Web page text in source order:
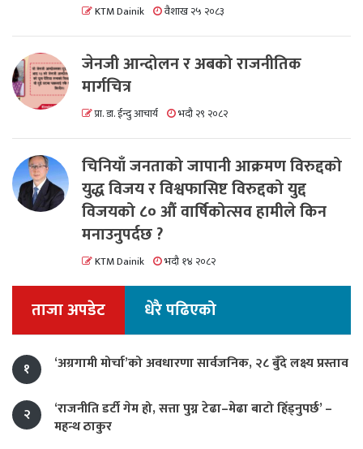
KTM Dainik वैशाख २५ २०८३
जेनजी आन्दोलन र अबको राजनीतिक
मार्गचित्र
प्रा. डा. ईन्दु आचार्य भदौ २९ २०८२
चिनियाँ जनताको जापानी आक्रमण विरुद्दको
युद्ध विजय र विश्वफासिष्ट विरुद्दको युद्द
विजयको ८० औं वार्षिकोत्सव हामीले किन
मनाउनुपर्दछ ?
KTM Dainik भदौ १४ २०८२
ताजा अपडेट धेरै पढिएको
१ ‘अग्रगामी मोर्चा’को अवधारणा सार्वजनिक, २८ बुँदे लक्ष्य प्रस्ताव
२
‘राजनीति डर्टी गेम हो, सत्ता पुग्न टेढा–मेढा बाटो हिँड्नुपर्छ’ –
महन्थ ठाकुर